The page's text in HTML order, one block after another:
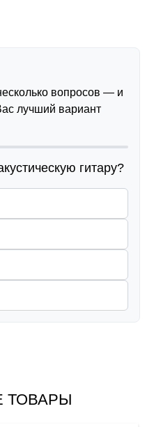
вопросов — и
лучший вариант
гитару?
ТОВАРЫ